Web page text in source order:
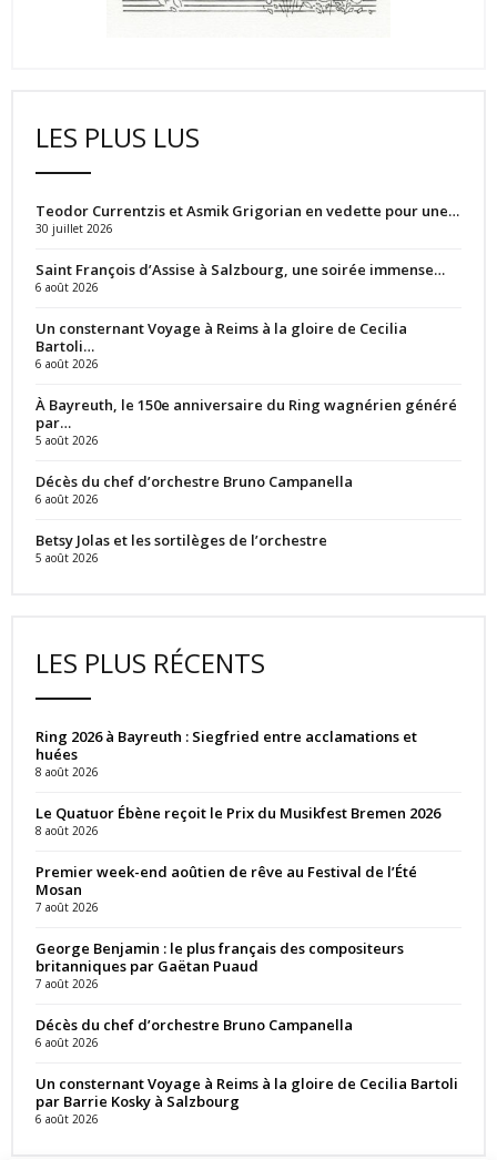
LES PLUS LUS
Teodor Currentzis et Asmik Grigorian en vedette pour une…
30 juillet 2026
Saint François d’Assise à Salzbourg, une soirée immense…
6 août 2026
Un consternant Voyage à Reims à la gloire de Cecilia
Bartoli…
6 août 2026
À Bayreuth, le 150e anniversaire du Ring wagnérien généré
par…
5 août 2026
Décès du chef d’orchestre Bruno Campanella
6 août 2026
Betsy Jolas et les sortilèges de l’orchestre
5 août 2026
LES PLUS RÉCENTS
Ring 2026 à Bayreuth : Siegfried entre acclamations et
huées
8 août 2026
Le Quatuor Ébène reçoit le Prix du Musikfest Bremen 2026
8 août 2026
Premier week-end aoûtien de rêve au Festival de l’Été
Mosan
7 août 2026
George Benjamin : le plus français des compositeurs
britanniques par Gaëtan Puaud
7 août 2026
Décès du chef d’orchestre Bruno Campanella
6 août 2026
Un consternant Voyage à Reims à la gloire de Cecilia Bartoli
par Barrie Kosky à Salzbourg
6 août 2026